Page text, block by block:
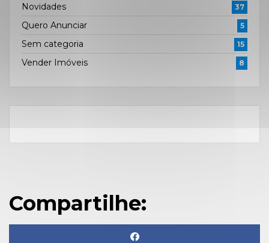
Novidades 37
Quero Anunciar 5
Sem categoria 15
Vender Imóveis 8
Compartilhe: